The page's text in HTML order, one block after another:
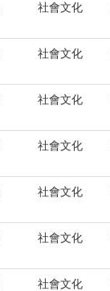
社會文化
社會文化
社會文化
社會文化
社會文化
社會文化
社會文化